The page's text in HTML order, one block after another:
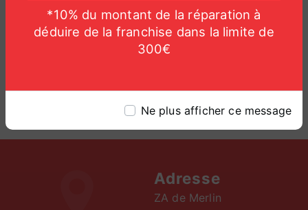
*10% du montant de la réparation à
déduire de la franchise dans la limite de
300€
Ne plus afficher ce message
Adresse
ZA de Merlin